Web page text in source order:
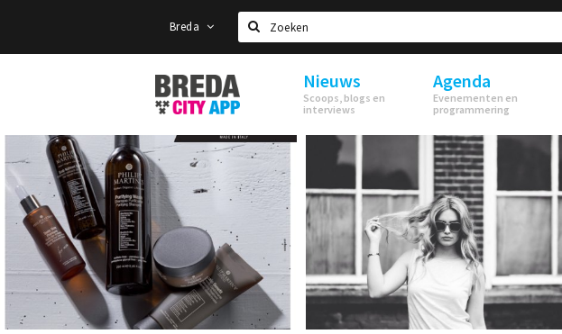
Breda
Zoeken
Stappen
&
Shoppen
Breda
Nieuws
Scoops, blogs en
interviews
Agenda
Evenementen en
programmering